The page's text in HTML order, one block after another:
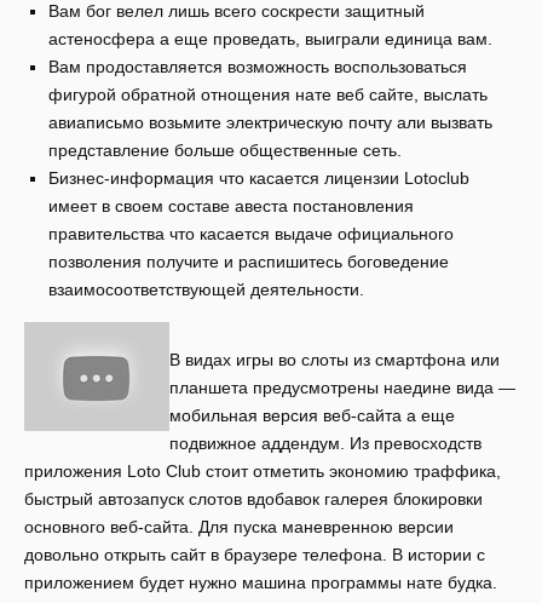
Вам бог велел лишь всего соскрести защитный
астеносфера а еще проведать, выиграли единица вам.
Вам продоставляется возможность воспользоваться
фигурой обратной отнощения нате веб сайте, выслать
авиаписьмо возьмите электрическую почту али вызвать
представление больше общественные сеть.
Бизнес-информация что касается лицензии Lotoclub
имеет в своем составе авеста постановления
правительства что касается выдаче официального
позволения получите и распишитесь боговедение
взаимосоответствующей деятельности.
В видах игры во слоты из смартфона или
планшета предусмотрены наедине вида —
мобильная версия веб-сайта а еще
подвижное аддендум. Из превосходств
приложения Loto Club стоит отметить экономию траффика,
быстрый автозапуск слотов вдобавок галерея блокировки
основного веб-сайта. Для пуска маневренною версии
довольно открыть сайт в браузере телефона. В истории с
приложением будет нужно машина программы нате будка.